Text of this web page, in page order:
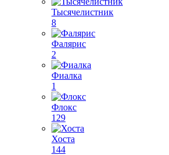
Тысячелистник
8
Фалярис
2
Фиалка
1
Флокс
129
Хоста
144